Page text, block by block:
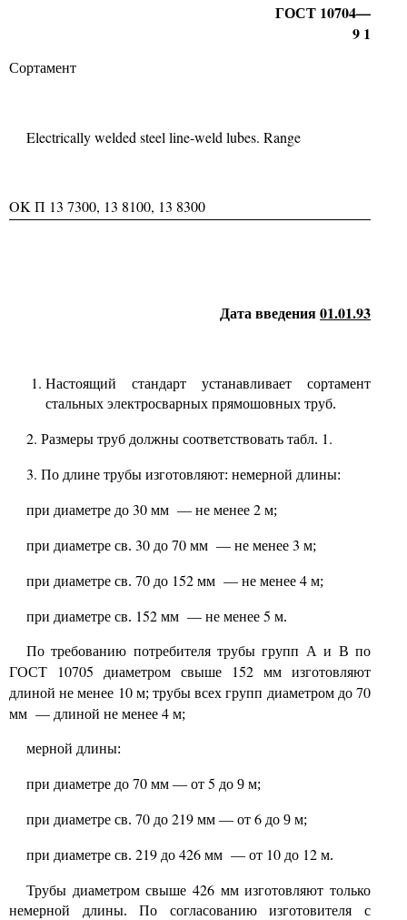
ГОСТ 10704—
9 1
Сортамент
Electrically welded steel line-weld lubes. Range
OK П 13 7300, 13 8100, 13 8300
Дата введения 01.01.93
Настоящий стандарт устанавливает сортамент
стальных электросварных прямошовных труб.
2. Размеры труб должны соответствовать табл. 1.
3. По длине трубы изготовляют: немерной длины:
при диаметре до 30 мм — не менее 2 м;
при диаметре св. 30 до 70 мм — не менее 3 м;
при диаметре св. 70 до 152 мм — не менее 4 м;
при диаметре св. 152 мм — не менее 5 м.
По требованию потребителя трубы групп А и В по
ГОСТ
10705 диаметром свыше 152
мм изготовляют
длиной не менее 10 м; трубы всех групп диаметром до 70
мм — длиной не менее 4 м;
мерной длины:
при диаметре до 70 мм — от 5 до 9 м;
при диаметре св. 70 до 219 мм — от 6 до 9 м;
при диаметре св. 219 до 426 мм — от 10 до 12 м.
Трубы диаметром свыше 426 мм изготовляют только
немерной длины. По согласованию изготовителя с